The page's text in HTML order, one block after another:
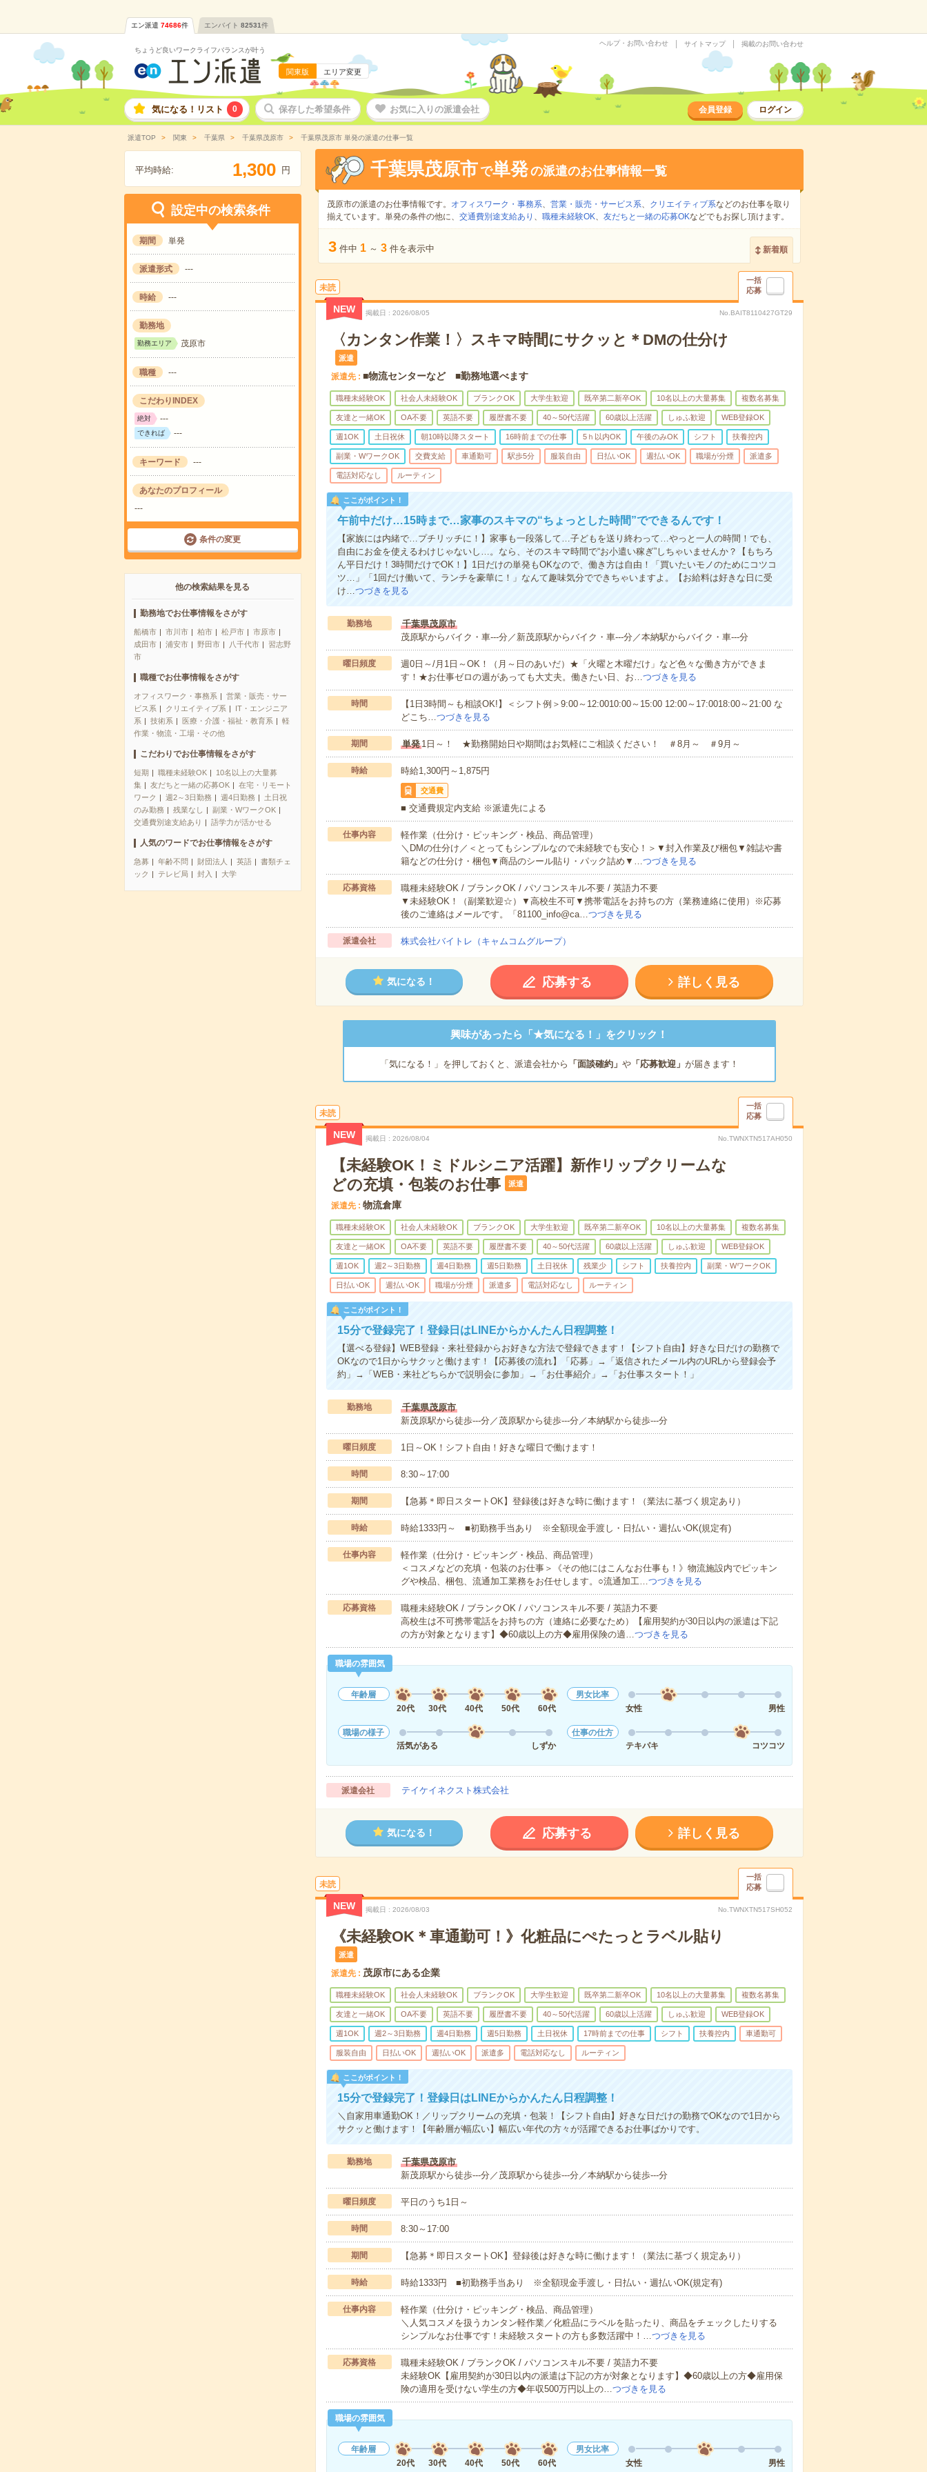
エン派遣 74686件 エンバイト 82531件
ちょうど良いワークライフバランスが叶う
関東版 エリア変更
ヘルプ・お問い合わせ サイトマップ 掲載のお問い合わせ
気になる！リスト 0 保存した希望条件 お気に入りの派遣会社 会員登録 ログイン
派遣TOP 関東 千葉県 千葉県茂原市 千葉県茂原市 単発の派遣の仕事一覧
平均時給: 1,300 円
設定中の検索条件
期間 単発
派遣形式 ---
時給 ---
勤務地
勤務エリア 茂原市
職種 ---
こだわりINDEX
絶対 ---
できれば ---
キーワード ---
あなたのプロフィール
---
条件の変更
他の検索結果を見る
勤務地でお仕事情報をさがす
船橋市 市川市 柏市 松戸市
市原市
成田市
浦安市 野田市 八千代市
習志野
市
職種でお仕事情報をさがす
オフィスワーク・事務系
営業・販売・サー
ビス系
クリエイティブ系
IT・エンジニア
系
技術系 医療・介護・福祉・教育系
軽
作業・物流・工場・その他
こだわりでお仕事情報をさがす
短期 職種未経験OK
10名以上の大量募
集
友だちと一緒の応募OK
在宅・リモート
ワーク
週2～3日勤務 週4日勤務
土日祝
のみ勤務
残業なし
副業・WワークOK
交通費別途支給あり
語学力が活かせる
人気のワードでお仕事情報をさがす
急募 年齢不問 財団法人 英語
書類チェ
ック
テレビ局 封入 大学
千葉県茂原市 で単発の派遣のお仕事情報一覧
茂原市の派遣のお仕事情報です。 オフィスワーク・事務系、 営業・販売・サービス系、 クリエイティブ系などのお仕事を取り
揃えています。単発の条件の他に、 交通費別途支給あり 、 職種未経験OK、 友だちと一緒の応募OKなどでもお探し頂けます。
3 件中 1 ～ 3 件を表示中 新着順
未読
一括
応募
NEW 掲載日 2026/08/05 No.BAIT8110427GT29
〈カンタン作業！〉スキマ時間にサクッと＊DMの仕分け
派遣
派遣先 ■物流センターなど ■勤務地選べます
職種未経験OK 社会人未経験OK ブランクOK 大学生歓迎 既卒第二新卒OK 10名以上の大量募集 複数名募集
友達と一緒OK OA不要 英語不要 履歴書不要 40～50代活躍 60歳以上活躍 しゅふ歓迎 WEB登録OK
週1OK 土日祝休 朝10時以降スタート 16時前までの仕事 5ｈ以内OK 午後のみOK シフト 扶養控内
副業・WワークOK 交費支給 車通勤可 駅歩5分 服装自由 日払いOK 週払いOK 職場が分煙 派遣多
電話対応なし ルーティン
ここがポイント！
午前中だけ…15時まで…家事のスキマの“ちょっとした時間”でできるんです！
【家族には内緒で…プチリッチに！】家事も一段落して…子どもを送り終わって…やっと一人の時間！でも、
自由にお金を使えるわけじゃないし…。なら、そのスキマ時間で“お小遣い稼ぎ”しちゃいませんか？【もちろ
ん平日だけ！3時間だけでOK！】1日だけの単発もOKなので、働き方は自由！「買いたいモノのためにコツコ
ツ…」「1回だけ働いて、ランチを豪華に！」なんて趣味気分でできちゃいますよ。【お給料は好きな日に受
け…つづきを見る
勤務地
千葉県茂原市
茂原駅からバイク・車---分／新茂原駅からバイク・車---分／本納駅からバイク・車---分
曜日頻度
週0日～/月1日～OK！（月～日のあいだ）★「火曜と木曜だけ」など色々な働き方ができま
す！★お仕事ゼロの週があっても大丈夫。働きたい日、お…つづきを見る
時間
【1日3時間～も相談OK!】＜シフト例＞9:00～12:0010:00～15:00 12:00～17:0018:00～21:00 な
どこち…つづきを見る
期間 単発1日～！ ★勤務開始日や期間はお気軽にご相談ください！ ＃8月～ ＃9月～
時給 時給1,300円～1,875円
交通費
■ 交通費規定内支給 ※派遣先による
仕事内容
軽作業（仕分け・ピッキング・検品、商品管理）
＼DMの仕分け／＜とってもシンプルなので未経験でも安心！＞▼封入作業及び梱包▼雑誌や書
籍などの仕分け・梱包▼商品のシール貼り・パック詰め▼…つづきを見る
応募資格
職種未経験OK / ブランクOK / パソコンスキル不要 / 英語力不要
▼未経験OK！（副業歓迎☆）▼高校生不可▼携帯電話をお持ちの方（業務連絡に使用）※応募
後のご連絡はメールです。「81100_info@ca…つづきを見る
派遣会社 株式会社バイトレ（キャムコムグループ）
気になる！ 応募する 詳しく見る
興味があったら「★気になる！」をクリック！
「気になる！」を押しておくと、派遣会社から 「面談確約」 や「応募歓迎」 が届きます！
未読
一括
応募
NEW 掲載日 2026/08/04 No.TWNXTN517AH050
【未経験OK！ミドルシニア活躍】新作リップクリームな
どの充填・包装のお仕事
派遣
派遣先 物流倉庫
職種未経験OK 社会人未経験OK ブランクOK 大学生歓迎 既卒第二新卒OK 10名以上の大量募集 複数名募集
友達と一緒OK OA不要 英語不要 履歴書不要 40～50代活躍 60歳以上活躍 しゅふ歓迎 WEB登録OK
週1OK 週2～3日勤務 週4日勤務 週5日勤務 土日祝休 残業少 シフト 扶養控内 副業・WワークOK
日払いOK 週払いOK 職場が分煙 派遣多 電話対応なし ルーティン
ここがポイント！
15分で登録完了！登録日はLINEからかんたん日程調整！
【選べる登録】WEB登録・来社登録からお好きな方法で登録できます！【シフト自由】好きな日だけの勤務で
OKなので1日からサクッと働けます！【応募後の流れ】「応募」→「返信されたメール内のURLから登録会予
約」→「WEB・来社どちらかで説明会に参加」→「お仕事紹介」→「お仕事スタート！」
勤務地
千葉県茂原市
新茂原駅から徒歩---分／茂原駅から徒歩---分／本納駅から徒歩---分
曜日頻度 1日～OK！シフト自由！好きな曜日で働けます！
時間 8:30～17:00
期間 【急募＊即日スタートOK】登録後は好きな時に働けます！（業法に基づく規定あり）
時給 時給1333円～ ■初勤務手当あり ※全額現金手渡し・日払い・週払いOK(規定有)
仕事内容
軽作業（仕分け・ピッキング・検品、商品管理）
＜コスメなどの充填・包装のお仕事＞《その他にはこんなお仕事も！》物流施設内でピッキン
グや検品、梱包、流通加工業務をお任せします。○流通加工…つづきを見る
応募資格
職種未経験OK / ブランクOK / パソコンスキル不要 / 英語力不要
高校生は不可携帯電話をお持ちの方（連絡に必要なため）【雇用契約が30日以内の派遣は下記
の方が対象となります】◆60歳以上の方◆雇用保険の適…つづきを見る
職場の雰囲気
年齢層
20代
30代 40代 50代 60代
男女比率
女性
男性
職場の様子
活気がある
しずか
仕事の仕方
テキパキ
コツコツ
派遣会社 テイケイネクスト株式会社
気になる！ 応募する 詳しく見る
未読
一括
応募
NEW 掲載日 2026/08/03 No.TWNXTN517SH052
《未経験OK＊車通勤可！》化粧品にぺたっとラベル貼り
派遣
派遣先 茂原市にある企業
職種未経験OK 社会人未経験OK ブランクOK 大学生歓迎 既卒第二新卒OK 10名以上の大量募集 複数名募集
友達と一緒OK OA不要 英語不要 履歴書不要 40～50代活躍 60歳以上活躍 しゅふ歓迎 WEB登録OK
週1OK 週2～3日勤務 週4日勤務 週5日勤務 土日祝休 17時前までの仕事 シフト 扶養控内 車通勤可
服装自由 日払いOK 週払いOK 派遣多 電話対応なし ルーティン
ここがポイント！
15分で登録完了！登録日はLINEからかんたん日程調整！
＼自家用車通勤OK！／リップクリームの充填・包装！【シフト自由】好きな日だけの勤務でOKなので1日から
サクッと働けます！【年齢層が幅広い】幅広い年代の方々が活躍できるお仕事ばかりです。
勤務地
千葉県茂原市
新茂原駅から徒歩---分／茂原駅から徒歩---分／本納駅から徒歩---分
曜日頻度 平日のうち1日～
時間 8:30～17:00
期間 【急募＊即日スタートOK】登録後は好きな時に働けます！（業法に基づく規定あり）
時給 時給1333円 ■初勤務手当あり ※全額現金手渡し・日払い・週払いOK(規定有)
仕事内容
軽作業（仕分け・ピッキング・検品、商品管理）
＼人気コスメを扱うカンタン軽作業／化粧品にラベルを貼ったり、商品をチェックしたりする
シンプルなお仕事です！未経験スタートの方も多数活躍中！…つづきを見る
応募資格
職種未経験OK / ブランクOK / パソコンスキル不要 / 英語力不要
未経験OK【雇用契約が30日以内の派遣は下記の方が対象となります】◆60歳以上の方◆雇用保
険の適用を受けない学生の方◆年収500万円以上の…つづきを見る
職場の雰囲気
年齢層
20代
30代 40代 50代 60代
男女比率
女性
男性